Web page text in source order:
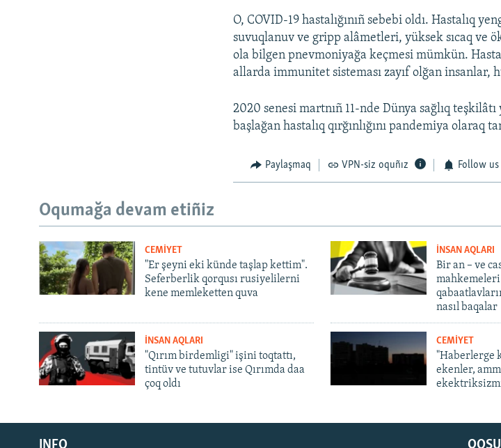
Русский
Українською
O, COVID-19 hastalığınıñ sebebi oldı. Hastalıq
suvuqlanuv ve gripp alâmetleri, yüksek sıcaq ve
ola bilgen pnevmoniyağa keçmesi mümkün.
allarda immunitet sisteması zayıf olğan insanlar,
2020 senesi martnıñ 11-nde Dünya sağlıq
başlağan hastalıq qırğınlığını pandemiya olaraq
Paylaşmaq VPN-siz oquñız Follow us
Oqumağa devam etiñiz
CEMİYET
"Er şeyni eki künde taşlap kettim".
Seferberlik qorqusı rusiyelilerni
kene memleketten quva
İNSAN AQLARI
Bir an – ve
nasıl baqalar
İNSAN AQLARI
"Qırım birdemligi" işini toqtattı,
tintüv ve tutuvlar ise Qırımda daa
çoq oldı
CEMİYET
"Haberlerge
ekenler,
INFO